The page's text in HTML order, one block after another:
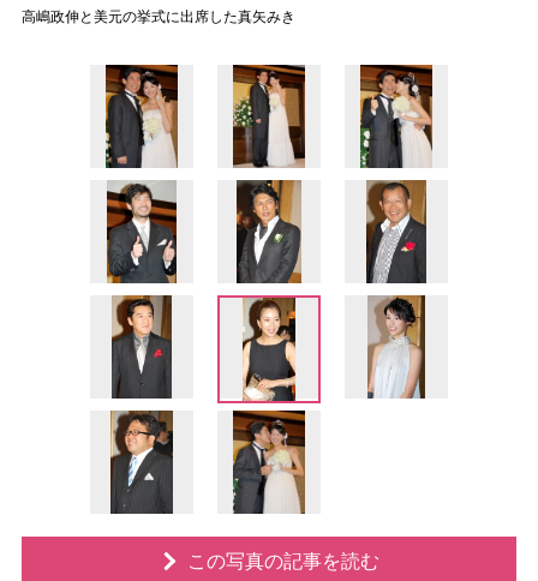
高嶋政伸と美元の挙式に出席した真矢みき
この写真の記事を読む